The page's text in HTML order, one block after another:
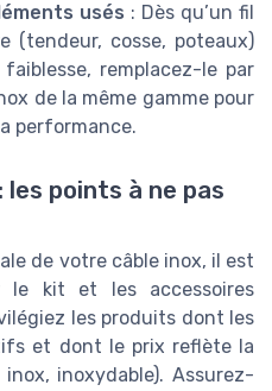
usés : Dès qu’un fil
(tendeur, cosse, poteaux)
remplacez-le par
de la même gamme pour
performance.
points à ne pas
de votre câble inox, il est
le kit et les accessoires
les produits dont les
et dont le prix reflète la
inoxydable). Assurez-